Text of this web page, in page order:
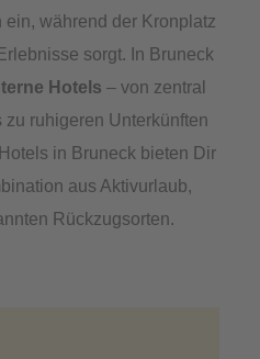
ein, während der Kronplatz
sorgt. In Bruneck
Hotels – von zentral
ruhigeren Unterkünften
in Bruneck bieten Dir
aus Aktivurlaub,
Rückzugsorten.